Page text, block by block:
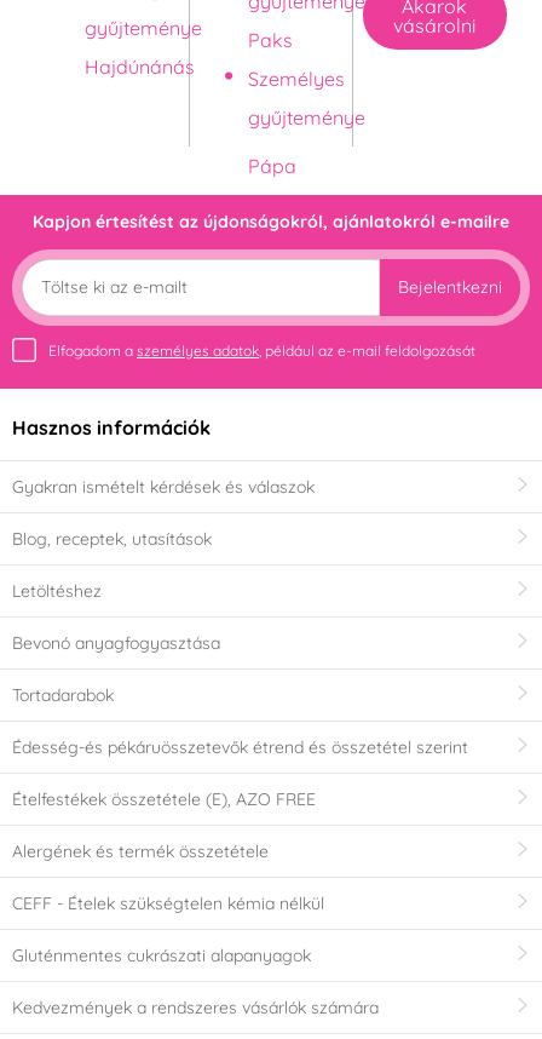
gyűjteménye
Hajdúnánás
Paks
Személyes
gyűjteménye
Akarok
vásárolni
Kapjon értesítést az újdonságokról, ajánlatokról e-mailre
Bejelentkezni
Elfogadom a személyes adatok , például az e-mail feldolgozását
Hasznos információk
Gyakran ismételt kérdések és válaszok
Blog, receptek, utasítások
Letöltéshez
Bevonó anyagfogyasztása
Tortadarabok
Édesség-és pékáruösszetevők étrend és összetétel szerint
Ételfestékek összetétele (E), AZO FREE
Alergének és termék összetétele
CEFF - Ételek szükségtelen kémia nélkül
Gluténmentes cukrászati alapanyagok
Kedvezmények a rendszeres vásárlók számára